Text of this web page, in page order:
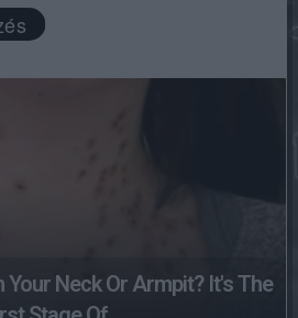
Your Neck Or Armpit? It's The